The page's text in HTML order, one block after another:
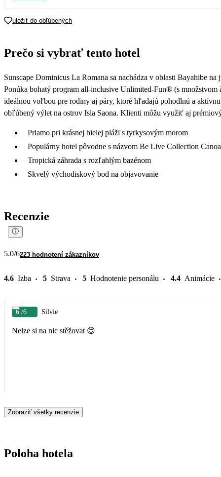
uložiť do obľúbených
Prečo si vybrať tento hotel
Sunscape Dominicus La Romana sa nachádza v oblasti Bayahibe
Ponúka bohatý program all-inclusive Unlimited-Fun® (s množstvom
ideálnou voľbou pre rodiny aj páry, ktoré hľadajú pohodlnú a
obľúbený výlet na ostrov Isla Saona. Klienti môžu využiť aj
Priamo pri krásnej bielej pláži s tyrkysovým morom
Populárny hotel pôvodne s názvom Be Live Collection Canoa
Tropická záhrada s rozľahlým bazénom
Skvelý východiskový bod na objavovanie
Recenzie
5.0/6223 hodnotení zákazníkov
4.6 Izba 5 Strava 5 Hodnotenie personálu 4.4 Animácie
6 /6 Silvie
Nelze si na nic stěžovat 😊
Zobraziť všetky recenzie
Poloha hotela